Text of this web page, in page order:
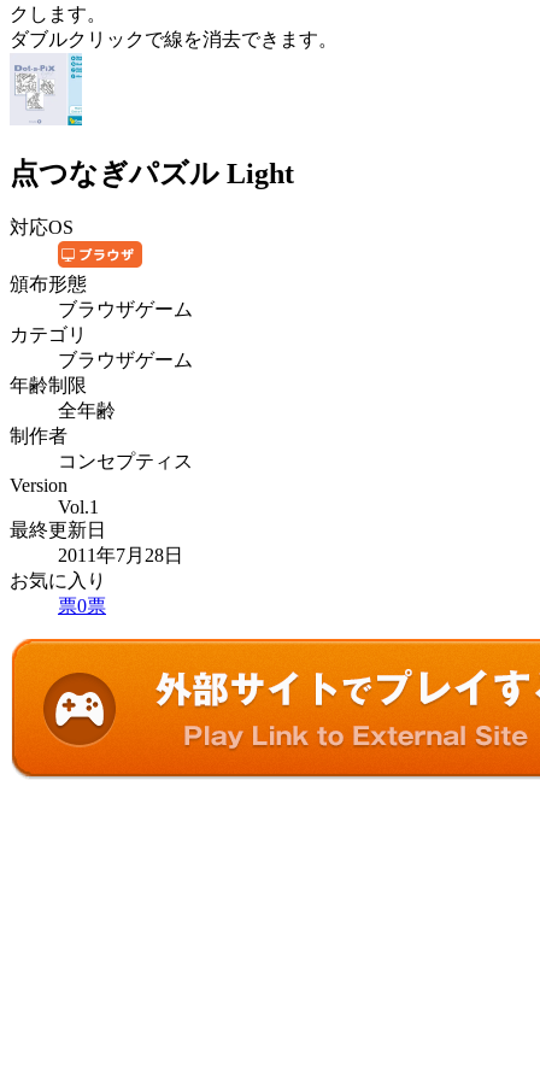
クします。
ダブルクリックで線を消去できます。
点つなぎパズル Light
対応OS
頒布形態
ブラウザゲーム
カテゴリ
ブラウザゲーム
年齢制限
全年齢
制作者
コンセプティス
Version
Vol.1
最終更新日
2011年7月28日
お気に入り
票0票